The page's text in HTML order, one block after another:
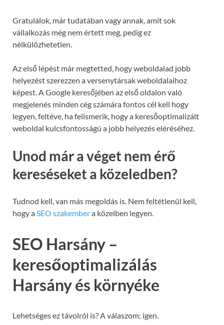
Gratulálok, már tudatában vagy annak, amit sok
vállalkozás még nem értett meg, pedig ez
nélkülözhetetlen.
Az első lépést már megtetted, hogy weboldalad jobb
helyezést szerezzen a versenytársak weboldalaihoz
képest. A Google keresőjében az első oldalon való
megjelenés minden cég számára fontos cél kell hogy
legyen, feltéve, ha felismerik, hogy a keresőoptimalizált
weboldal kulcsfontosságú a jobb helyezés eléréséhez.
Unod már a véget nem érő
kereséseket a közeledben?
Tudnod kell, van más megoldás is. Nem feltétlenül kell,
hogy aSEO szakembera közelben legyen.
SEO Harsány –
keresőoptimalizálás
Harsány és környéke
Lehetséges ez távolról is? A válaszom: igen.